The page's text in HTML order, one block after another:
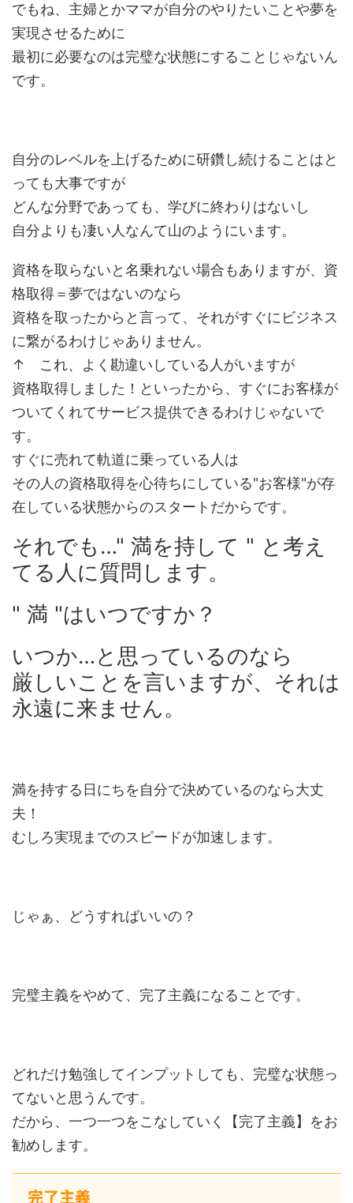
でもね、主婦とかママが自分のやりたいことや夢を
実現させるために
最初に必要なのは完璧な状態にすることじゃないん
です。
自分のレベルを上げるために研鑽し続けることはと
っても大事ですが
どんな分野であっても、学びに終わりはないし
自分よりも凄い人なんて山のようにいます。
資格を取らないと名乗れない場合もありますが、資
格取得＝夢ではないのなら
資格を取ったからと言って、それがすぐにビジネス
に繋がるわけじゃありません。
↑ これ、よく勘違いしている人がいますが
資格取得しました！といったから、すぐにお客様が
ついてくれてサービス提供できるわけじゃないで
す。
すぐに売れて軌道に乗っている人は
その人の資格取得を心待ちにしている"お客様"が存
在している状態からのスタートだからです。
それでも…" 満を持して " と考え
てる人に質問します。
" 満 "はいつですか？
いつか…と思っているのなら
厳しいことを言いますが、それは
永遠に来ません。
満を持する日にちを自分で決めているのなら大丈
夫！
むしろ実現までのスピードが加速します。
じゃぁ、どうすればいいの？
完璧主義をやめて、完了主義になることです。
どれだけ勉強してインプットしても、完璧な状態っ
てないと思うんです。
だから、一つ一つをこなしていく【完了主義】をお
勧めします。
完了主義